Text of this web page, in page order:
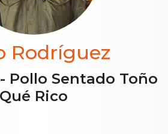
Rodríguez
Pollo Sentado Toño
Qué Rico